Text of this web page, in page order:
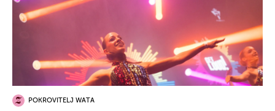
POKROVITELJ WATA